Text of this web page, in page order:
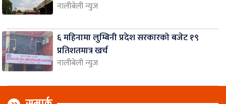
नालीबेली न्युज
६ महिनामा लुम्बिनी प्रदेश सरकारको बजेट १९
प्रतिशतमात्र खर्च
नालीबेली न्युज